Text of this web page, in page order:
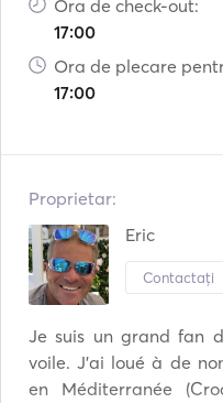
Ora de check-out:
17:00
Ora de plecare
17:00
Proprietar:
Eric
Contactați
Je suis un grand fan
voile. J'ai loué à de
en Méditerranée